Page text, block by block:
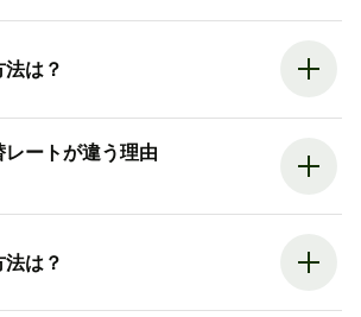
は？
ートが違う理由
は？